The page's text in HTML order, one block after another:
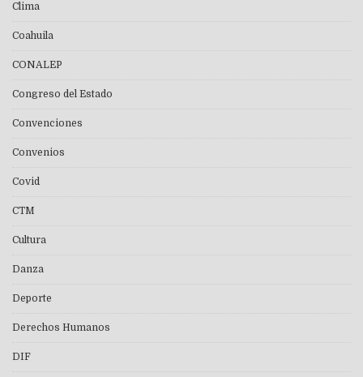
Clima
Coahuila
CONALEP
Congreso del Estado
Convenciones
Convenios
Covid
CTM
Cultura
Danza
Deporte
Derechos Humanos
DIF